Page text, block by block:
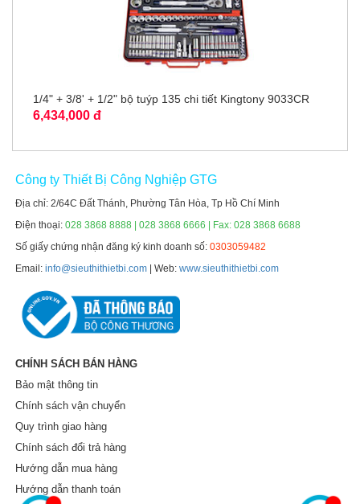
1/4" + 3/8' + 1/2" bộ tuýp 135 chi tiết Kingtony 9033CR
6,434,000 đ
Công ty Thiết Bị Công Nghiệp GTG
Địa chỉ: 2/64C Đất Thánh, Phường Tân Hòa, Tp Hồ Chí Minh
Điện thoại:028 3868 8888 | 028 3868 6666 | Fax: 028 3868 6688
Số giấy chứng nhận đăng ký kinh doanh số:0303059482
Email:info@sieuthithietbi.com | Web:www.sieuthithietbi.com
CHÍNH SÁCH BÁN HÀNG
Bảo mật thông tin
Chính sách vận chuyển
Quy trình giao hàng
Chính sách đổi trả hàng
Hướng dẫn mua hàng
Hướng dẫn thanh toán